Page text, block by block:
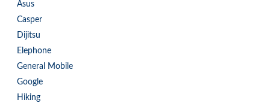
Asus
Casper
Dijitsu
Elephone
General Mobile
Google
Hiking